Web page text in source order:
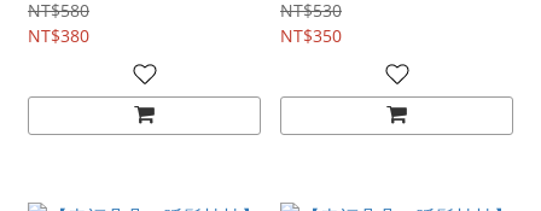
巾
NT$580
NT$380
桌墊
NT$530
NT$350